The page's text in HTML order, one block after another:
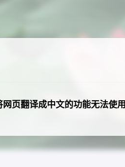
页翻译成中文的功能无法使用